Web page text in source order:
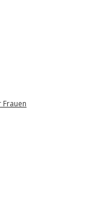
Frauen